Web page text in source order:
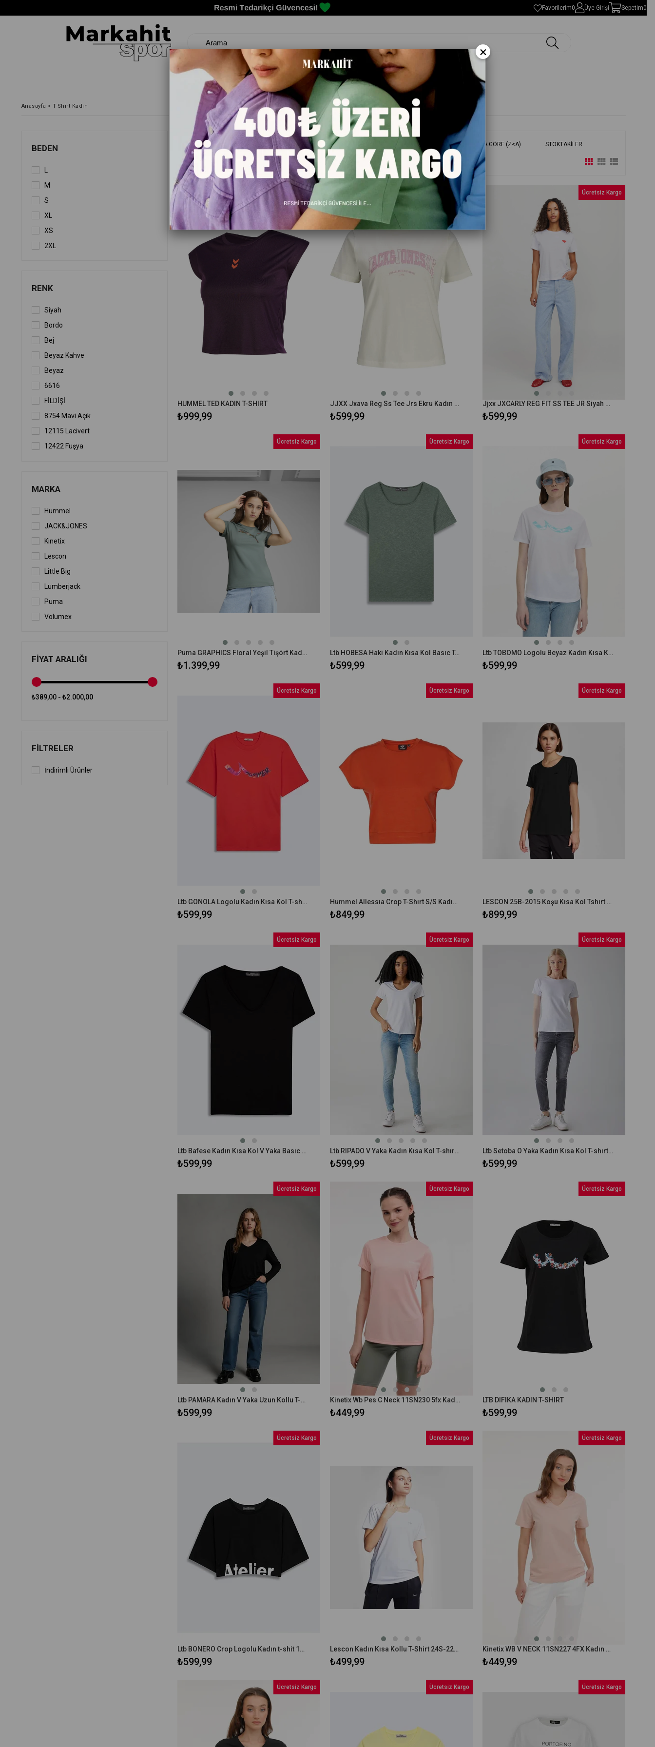
Favorilerim0 Üye Girişi Sepetim0
Erkek Kadın Çocuk Spor Malzemeleri Markalar Blog
Anasayfa > T-Shirt Kadın
BEDEN
M
S
XL
XS
2XL
RENK
Siyah
Bordo
Bej
Beyaz Kahve
Beyaz
6616
FİLDİŞİ
8754 Mavi Açık
12115 Lacivert
12422 Fuşya
Lila
Pudra
13973 Sarı
MARKA
Hummel
JACK&JONES
Kinetix
Lescon
Little Big
Lumberjack
Puma
Volumex
FIYAT ARALIĞI
₺389,00 - ₺2.000,00
FILTRELER
İndirimli Ürünler
FIYATA GÖRE (ARTAN) FIYATA GÖRE (AZALAN) ÜRÜN ADINA GÖRE (A>Z) ÜRÜN ADINA GÖRE (Z<A) STOKTAKILER
HUMMEL TED KADIN T-SHIRT
₺999,99
Ücretsiz Kargo
JJXX Jxava Reg Ss Tee Jrs Ekru Kadın Kısa Kol T-Shirt
₺599,99
Ücretsiz Kargo
Jjxx JXCARLY REG FIT SS TEE JR Siyah Kadın Kısa Kol T-Shirt
₺599,99
Ücretsiz Kargo
Puma GRAPHICS Floral Yeşil Tişört Kadın 68508130
₺1.399,99
Ücretsiz Kargo
Ltb HOBESA Haki Kadın Kısa Kol Basıc T-shırt 1225801286089401
₺599,99
Ücretsiz Kargo
Ltb TOBOMO Logolu Beyaz Kadın Kısa Kol T-shırt 1225801576089100
₺599,99
Ücretsiz Kargo
Ltb GONOLA Logolu Kadın Kısa Kol T-shırt 1225800906089
₺599,99
Ücretsiz Kargo
Hummel Allessıa Crop T-Shırt S/S Kadın Kısa Kol T-Shırt
₺849,99
Ücretsiz Kargo
LESCON 25B-2015 Koşu Kısa Kol Tshırt 25BTBK002015
₺899,99
Ücretsiz Kargo
Ltb Bafese Kadın Kısa Kol V Yaka Basıc T-shırt 1225801266089
₺599,99
Ücretsiz Kargo
Ltb RIPADO V Yaka Kadın Kısa Kol T-shırt 12258016560033
₺599,99
Ücretsiz Kargo
Ltb Setoba O Yaka Kadın Kısa Kol T-shırt 12258016660033
₺599,99
Ücretsiz Kargo
Ltb PAMARA Kadın V Yaka Uzun Kollu T-Shirt
₺599,99
Ücretsiz Kargo
Kinetix Wb Pes C Neck 11SN230 5fx Kadın Kısa Kol T-Shirt 101970284
₺449,99
Ücretsiz Kargo
LTB DIFIKA KADIN T-SHIRT
₺599,99
Ücretsiz Kargo
Ltb BONERO Crop Logolu Kadın t-shit 1224800786089
₺599,99
Ücretsiz Kargo
Lescon Kadın Kısa Kollu T-Shirt 24S-2204-24B 24BTBB002204
₺499,99
Ücretsiz Kargo
Kinetix WB V NECK 11SN227 4FX Kadın Kısa Kol T-Shirt 101496900
₺449,99
Ücretsiz Kargo
Ücretsiz Kargo Ücretsiz Kargo Ücretsiz Kargo
×